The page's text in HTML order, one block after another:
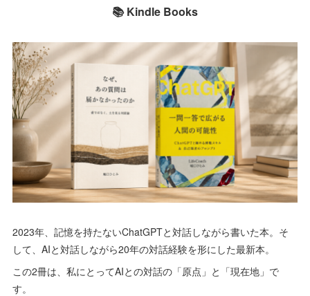
📚 Kindle Books
2023年、記憶を持たないChatGPTと対話しながら書いた本。そ
して、AIと対話しながら20年の対話経験を形にした最新本。
この2冊は、私にとってAIとの対話の「原点」と「現在地」で
す。